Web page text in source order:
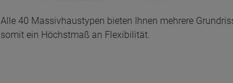
Alle 40 Massivhaustypen bieten Ihnen mehrere
somit ein Höchstmaß an Flexibilität.